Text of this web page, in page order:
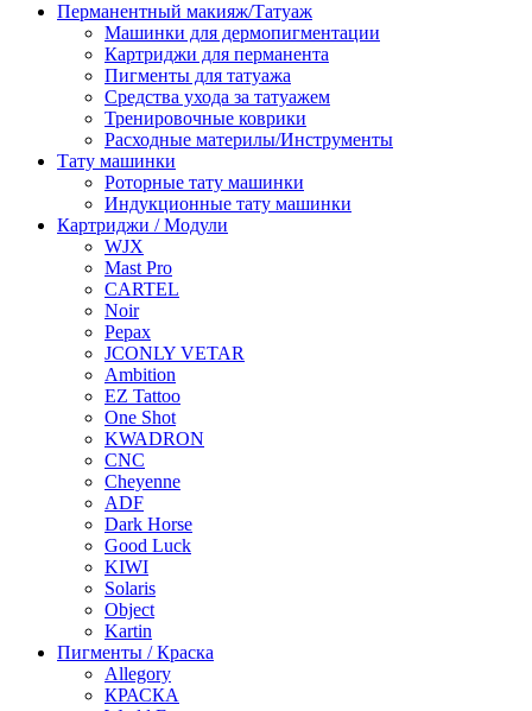
Перманентный макияж/Татуаж
Машинки для дермопигментации
Картриджи для перманента
Пигменты для татуажа
Средства ухода за татуажем
Тренировочные коврики
Расходные материлы/Инструменты
Тату машинки
Роторные тату машинки
Индукционные тату машинки
Картриджи / Модули
WJX
Mast Pro
CARTEL
Noir
Pepax
JCONLY VETAR
Ambition
EZ Tattoo
One Shot
KWADRON
CNC
Cheyenne
ADF
Dark Horse
Good Luck
KIWI
Solaris
Object
Kartin
Пигменты / Краска
Allegory
КРАСКА